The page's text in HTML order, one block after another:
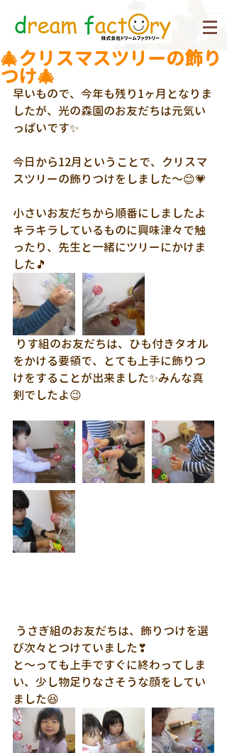
🎄クリスマスツリーの飾り
つけ🎄
早いもので、今年も残り1ヶ月となりま
したが、光の森園のお友だちは元気い
っぱいです✨
今日から12月ということで、クリスマ
スツリーの飾りつけをしました～😊💗
小さいお友だちから順番にしましたよ
キラキラしているものに興味津々で触
ったり、先生と一緒にツリーにかけま
した🎵
をかける要領で、とても上手に飾りつ
けをすることが出来ました✨みんな真
剣でしたよ😉
び次々とつけていました❣
と～っても上手ですぐに終わってしま
い、少し物足りなさそうな顔をしてい
ました😆